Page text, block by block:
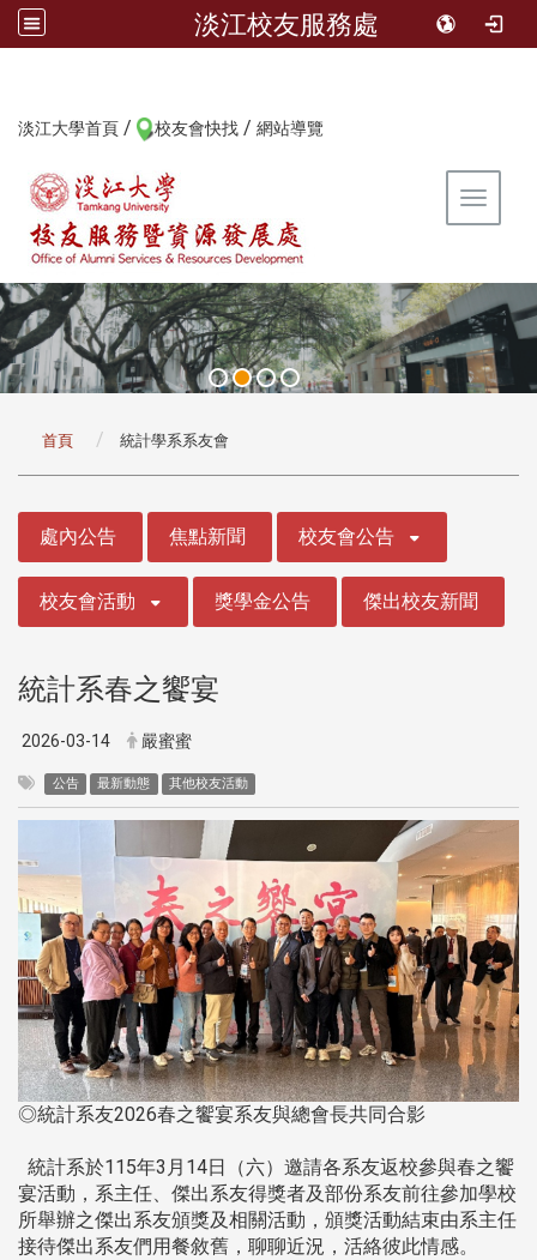
淡江校友服務處
淡江大學首頁 / 校友會快找 / 網站導覽
Toggle
首頁 統計學系系友會
處內公告 焦點新聞 校友會公告
校友會活動 獎學金公告 傑出校友新聞
統計系春之饗宴
2026-03-14 嚴蜜蜜
公告 最新動態 其他校友活動
◎統計系友2026春之饗宴系友與總會長共同合影
統計系於115年3月14日（六）邀請各系友返校參與春之饗
宴活動，系主任、傑出系友得獎者及部份系友前往參加學校
所舉辦之傑出系友頒獎及相關活動，頒獎活動結束由系主任
接待傑出系友們用餐敘舊，聊聊近況，活絡彼此情感。